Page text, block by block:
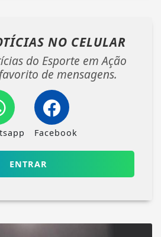
NO CELULAR
do Esporte em Ação
de mensagens.
Facebook
ENTRAR